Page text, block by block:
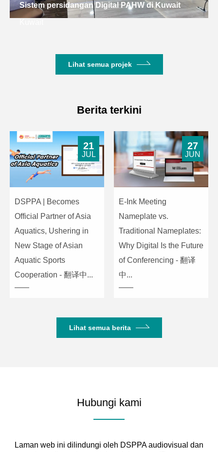
Sistem persidangan Digital PAHW di Kuwait
Lihat semua projek
Berita terkini
DSPPA | Becomes
Official Partner of Asia
Aquatics, Ushering in
New Stage of Asian
Aquatic Sports
Cooperation - 翻译中...
21
JUL
E-Ink Meeting
Nameplate vs.
Traditional Nameplates:
Why Digital Is the Future
of Conferencing - 翻译
中...
27
JUN
Lihat semua berita
Hubungi kami
Laman web ini dilindungi oleh DSPPA audiovisual dan